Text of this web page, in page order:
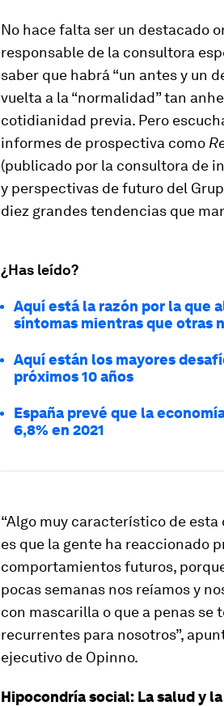
No hace falta ser un destacado
responsable de la consultora
saber que habrá “un antes y un
vuelta a la “normalidad” tan
cotidianidad previa. Pero
informes de prospectiva como
(publicado por la consultora de
y perspectivas de futuro del
diez grandes tendencias que
¿Has leído?
Aquí está la razón por la que
síntomas mientras que otras
Aquí están los mayores
próximos 10 años
España prevé que la
6,8% en 2021
“Algo muy característico de
es que la gente ha reaccionado
comportamientos futuros,
pocas semanas nos reíamos y
con mascarilla o que a penas se
recurrentes para nosotros”,
ejecutivo de Opinno.
Hipocondría social: La salud y